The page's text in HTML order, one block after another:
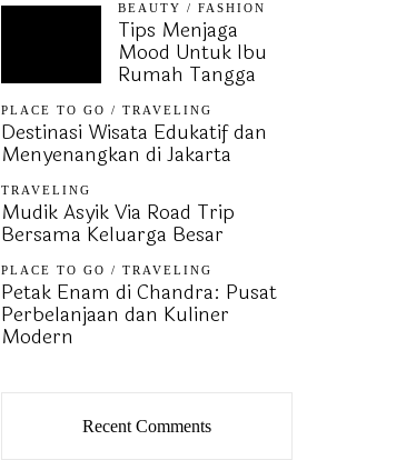
BEAUTY / FASHION
Tips Menjaga
Mood Untuk Ibu
Rumah Tangga
PLACE TO GO / TRAVELING
Destinasi Wisata Edukatif dan
Menyenangkan di Jakarta
TRAVELING
Mudik Asyik Via Road Trip
Bersama Keluarga Besar
PLACE TO GO / TRAVELING
Petak Enam di Chandra: Pusat
Perbelanjaan dan Kuliner
Modern
Recent Comments